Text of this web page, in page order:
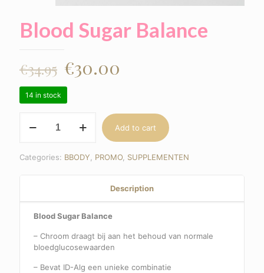
Blood Sugar Balance
€34.95 €30.00
14 in stock
Sugar
Add to cart
Categories: BBODY PROMO SUPPLEMENTEN
Description
Blood Sugar Balance
– Chroom draagt bij aan het behoud van normale
bloedglucosewaarden
– Bevat ID-Alg een unieke combinatie